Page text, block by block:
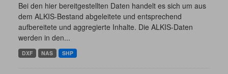
Bei den hier bereitgestellten Daten handelt es sich um aus
dem ALKIS-Bestand abgeleitete und entsprechend
aufbereitete und aggregierte Inhalte. Die ALKIS-Daten
werden in den...
DXF NAS SHP